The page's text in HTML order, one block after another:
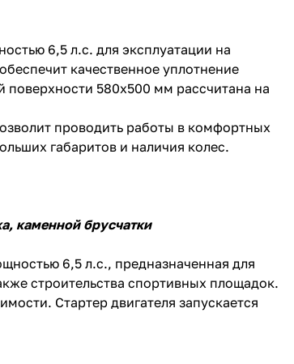
6,5 л.с. для эксплуатации на
качественное уплотнение
580х500 мм рассчитана на
проводить работы в комфортных
габаритов и наличия колес.
каменной брусчатки
6,5 л.с., предназначенная для
строительства спортивных площадок.
Стартер двигателя запускается